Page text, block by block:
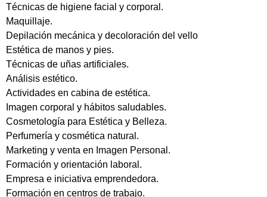
Técnicas de higiene facial y corporal.
Maquillaje.
Depilación mecánica y decoloración del vello
Estética de manos y pies.
Técnicas de uñas artificiales.
Análisis estético.
Actividades en cabina de estética.
Imagen corporal y hábitos saludables.
Cosmetología para Estética y Belleza.
Perfumería y cosmética natural.
Marketing y venta en Imagen Personal.
Formación y orientación laboral.
Empresa e iniciativa emprendedora.
Formación en centros de trabajo.